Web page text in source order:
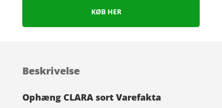
KØB HER
Beskrivelse
Ophæng CLARA sort Varefakta